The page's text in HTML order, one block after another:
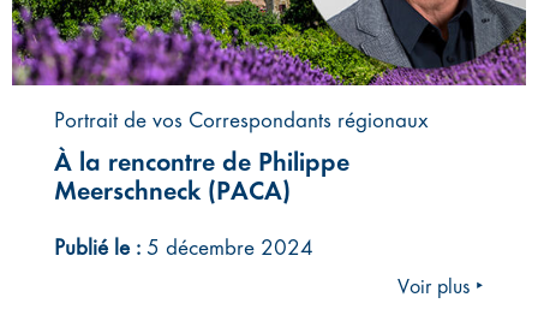
Portrait de vos Correspondants régionaux
À la rencontre de Philippe
Meerschneck (PACA)
Publié le : 5 décembre 2024
Voir plus ‣